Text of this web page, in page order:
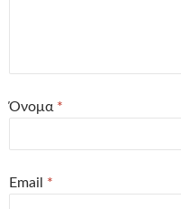
Όνομα *
Email *